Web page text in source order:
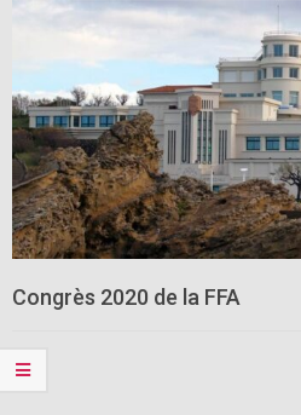
Congrès 2020 de la FFA